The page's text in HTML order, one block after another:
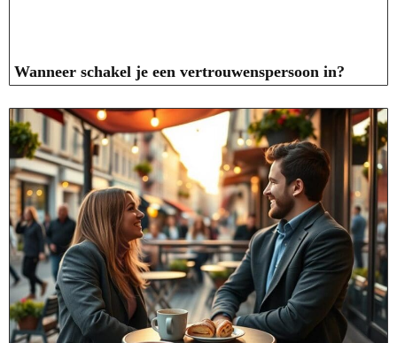
Wanneer schakel je een vertrouwenspersoon in?